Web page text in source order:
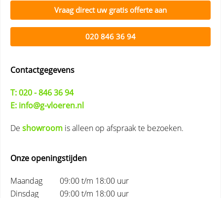
Vraag direct uw gratis offerte aan
020 846 36 94
Contactgegevens
T: 020 - 846 36 94
E: info@g-vloeren.nl
De showroom is alleen op afspraak te bezoeken.
Onze openingstijden
Maandag
09:00 t/m 18:00 uur
Dinsdag
09:00 t/m 18:00 uur